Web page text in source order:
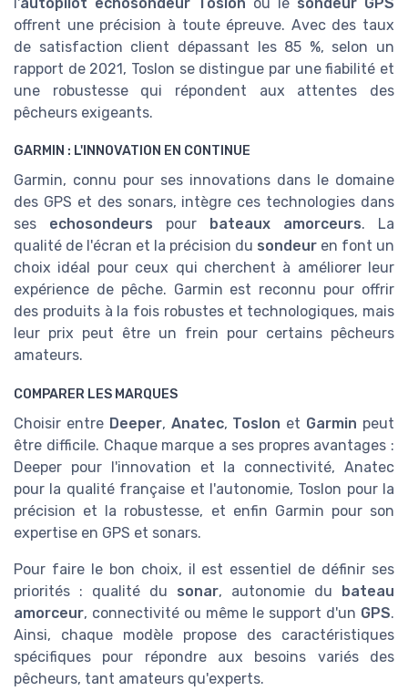
offrent une précision à toute épreuve. Avec des taux
de satisfaction client dépassant les 85 %, selon un
rapport de 2021, Toslon se distingue par une fiabilité et
une robustesse qui répondent aux attentes des
pêcheurs exigeants.
GARMIN : L'INNOVATION EN CONTINUE
Garmin, connu pour ses innovations dans le domaine
des GPS et des sonars, intègre ces technologies dans
ses echosondeurs pour bateaux amorceurs. La
qualité de l'écran et la précision du sondeur en font un
choix idéal pour ceux qui cherchent à améliorer leur
expérience de pêche. Garmin est reconnu pour offrir
des produits à la fois robustes et technologiques, mais
leur prix peut être un frein pour certains pêcheurs
amateurs.
COMPARER LES MARQUES
Choisir entre Deeper, Anatec, Toslon et Garmin peut
être difficile. Chaque marque a ses propres avantages :
Deeper pour l'innovation et la connectivité, Anatec
pour la qualité française et l'autonomie, Toslon pour la
précision et la robustesse, et enfin Garmin pour son
expertise en GPS et sonars.
Pour faire le bon choix, il est essentiel de définir ses
priorités : qualité du sonar, autonomie du
bateau
amorceur, connectivité ou même le support d'un GPS.
Ainsi, chaque modèle propose des caractéristiques
spécifiques pour répondre aux besoins variés des
pêcheurs, tant amateurs qu'experts.